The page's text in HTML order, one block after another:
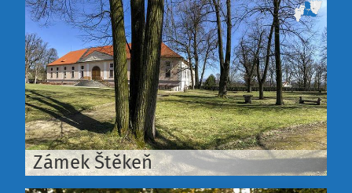
Zámek Štěkeň